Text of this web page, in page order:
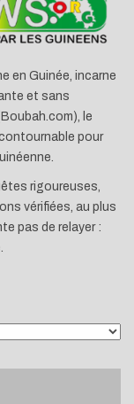
en Guinée, incarne
et sans
le
pour
rigoureuses,
vérifiées, au plus
pas de relayer :